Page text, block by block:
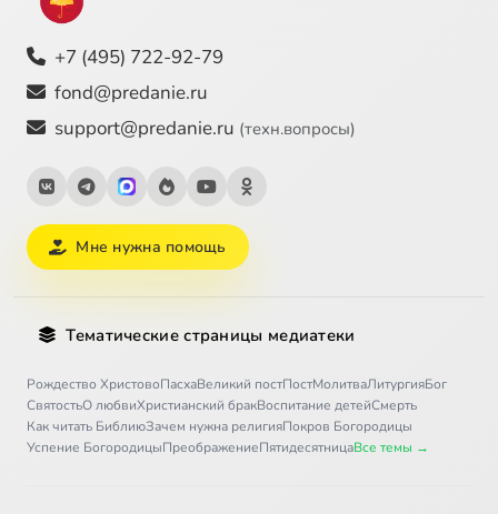
+7 (495) 722-92-79
fond@predanie.ru
support@predanie.ru (техн.вопросы)
Мне нужна помощь
Тематические страницы медиатеки
Рождество ХристовоПасхаВеликий постПостМолитваЛитургияБог
СвятостьО любвиХристианский бракВоспитание детейСмерть
Как читать БиблиюЗачем нужна религияПокров Богородицы
Успение БогородицыПреображениеПятидесятницаВсе темы →